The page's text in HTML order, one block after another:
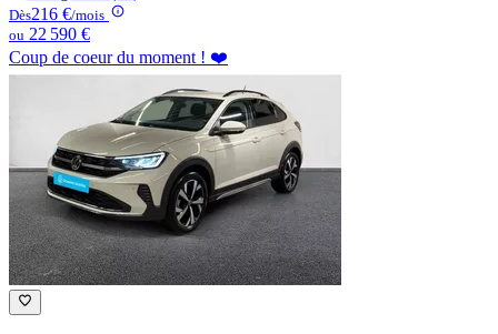
Dès216 €/mois
ou 22 590 €
Coup de coeur du moment ! ❤️